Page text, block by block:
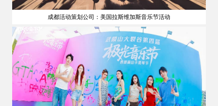
成都活动策划公司：美国拉斯维加斯音乐节活动